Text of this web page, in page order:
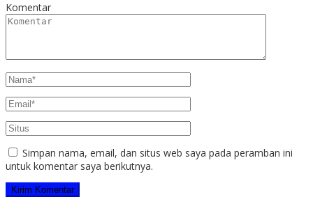
Komentar
Simpan nama, email, dan situs web saya pada peramban ini
untuk komentar saya berikutnya.